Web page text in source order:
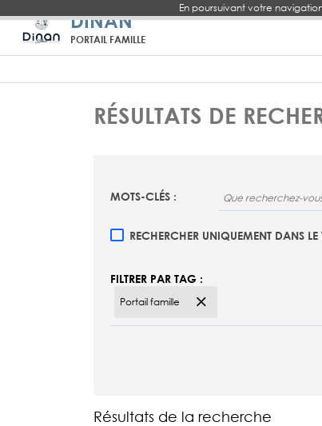
En poursuivant votre
DINAN
PORTAIL FAMILLE
RÉSULTATS DE
MOTS-CLÉS :
RECHERCHER UNIQUEMENT DANS LE
FILTRER PAR TAG :
Portail famille
Résultats de la recherche